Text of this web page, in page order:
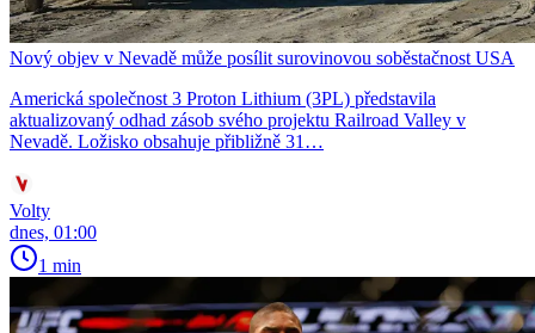
Nový objev v Nevadě může posílit surovinovou soběstačnost USA
Americká společnost 3 Proton Lithium (3PL) představila
aktualizovaný odhad zásob svého projektu Railroad Valley v
Nevadě. Ložisko obsahuje přibližně 31…
Volty
dnes, 01:00
1 min